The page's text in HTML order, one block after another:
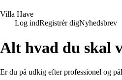
Villa Have
Log indRegistrér digNyhedsbrev
Alt hvad du skal
Er du på udkig efter professionel og